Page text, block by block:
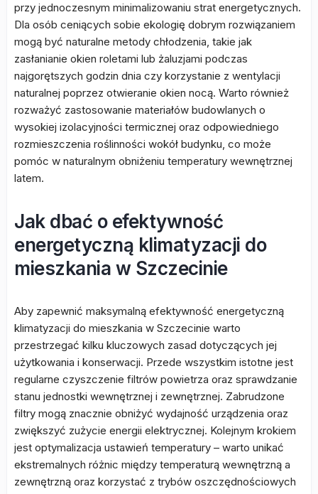
przy jednoczesnym minimalizowaniu strat energetycznych.
Dla osób ceniących sobie ekologię dobrym rozwiązaniem
mogą być naturalne metody chłodzenia, takie jak
zasłanianie okien roletami lub żaluzjami podczas
najgorętszych godzin dnia czy korzystanie z wentylacji
naturalnej poprzez otwieranie okien nocą. Warto również
rozważyć zastosowanie materiałów budowlanych o
wysokiej izolacyjności termicznej oraz odpowiedniego
rozmieszczenia roślinności wokół budynku, co może
pomóc w naturalnym obniżeniu temperatury wewnętrznej
latem.
Jak dbać o efektywność
energetyczną klimatyzacji do
mieszkania w Szczecinie
Aby zapewnić maksymalną efektywność energetyczną
klimatyzacji do mieszkania w Szczecinie warto
przestrzegać kilku kluczowych zasad dotyczących jej
użytkowania i konserwacji. Przede wszystkim istotne jest
regularne czyszczenie filtrów powietrza oraz sprawdzanie
stanu jednostki wewnętrznej i zewnętrznej. Zabrudzone
filtry mogą znacznie obniżyć wydajność urządzenia oraz
zwiększyć zużycie energii elektrycznej. Kolejnym krokiem
jest optymalizacja ustawień temperatury – warto unikać
ekstremalnych różnic między temperaturą wewnętrzną a
zewnętrzną oraz korzystać z trybów oszczędnościowych